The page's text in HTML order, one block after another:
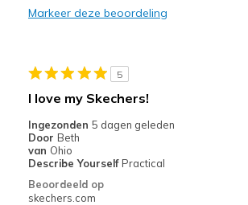
Need Break In
Casual Wear
Width
Feels true to width
Sizing
Feels half size too small
View On Shoes
Markeer deze beoordeling
5
I love my Skechers!
Ingezonden 5 dagen geleden
Door Beth
van Ohio
Describe Yourself Practical
Beoordeeld op
skechers.com